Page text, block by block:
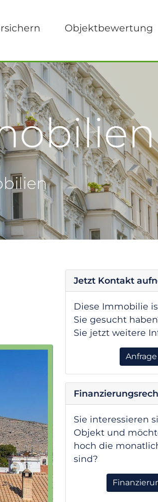
Objektbewertung
Jetzt Kontakt
Diese Immobilie
Sie gesucht
Sie jetzt weitere
Sie interessieren
Objekt und
hoch die
sind?